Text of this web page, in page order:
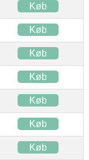
Køb
Køb
Køb
Køb
Køb
Køb
Køb